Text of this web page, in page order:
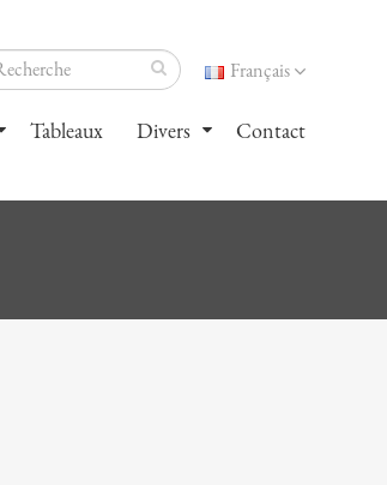
Français
Tableaux Divers Contact